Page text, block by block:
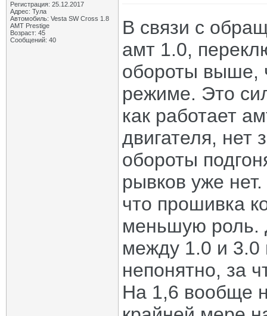
Регистрация: 25.12.2017
Адрес: Тула
Автомобиль: Vesta SW Cross 1.8
AMT Prestige
Возраст: 45
Сообщений: 40
В связи с
амт 1.0,
обороты выше,
режиме. Это
как работает
двигателя, нет
обороты
рывков уже
что прошивка
меньшую роль.
между 1.0 и 3.0
непонятно, за
На 1,6 вообще